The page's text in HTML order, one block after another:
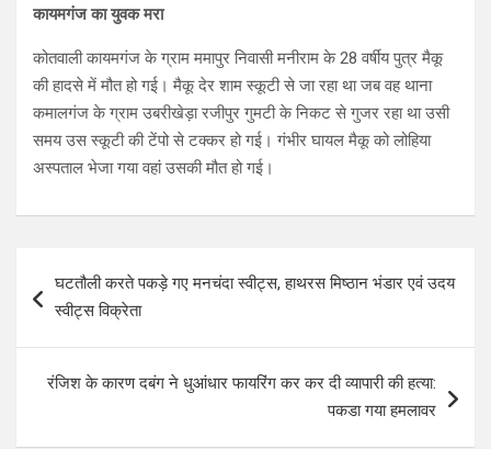
कायमगंज का युवक मरा
कोतवाली कायमगंज के ग्राम ममापुर निवासी मनीराम के 28 वर्षीय पुत्र मैकू
की हादसे में मौत हो गई। मैकू देर शाम स्कूटी से जा रहा था जब वह थाना
कमालगंज के ग्राम उबरीखेड़ा रजीपुर गुमटी के निकट से गुजर रहा था उसी
समय उस स्कूटी की टेंपो से टक्कर हो गई। गंभीर घायल मैकू को लोहिया
अस्पताल भेजा गया वहां उसकी मौत हो गई।
navigation
घटतौली करते पकड़े गए मनचंदा स्वीट्स, हाथरस मिष्ठान भंडार एवं उदय
स्वीट्स विक्रेता
रंजिश के कारण दबंग ने धुआंधार फायरिंग कर कर दी व्यापारी की हत्या:
पकडा गया हमलावर